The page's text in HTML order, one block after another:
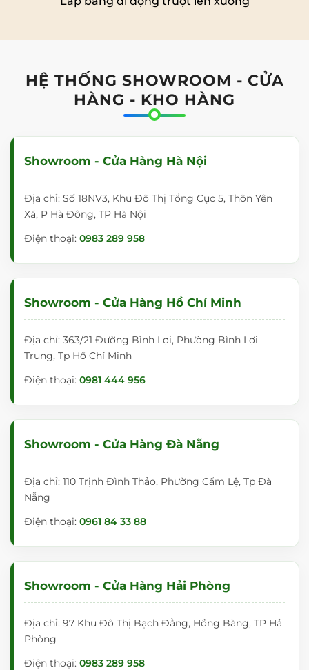
HỆ THỐNG SHOWROOM - CỬA
HÀNG - KHO HÀNG
Showroom - Cửa Hàng Hà Nội
Địa chỉ: Số 18NV3, Khu Đô Thị Tổng Cục 5, Thôn Yên
Xá, P Hà Đông, TP Hà Nội
Điện thoại: 0983 289 958
Showroom - Cửa Hàng Hồ Chí Minh
Địa chỉ: 363/21 Đường Bình Lợi, Phường Bình Lợi
Trung, Tp Hồ Chí Minh
Điện thoại: 0981 444 956
Showroom - Cửa Hàng Đà Nẵng
Địa chỉ: 110 Trịnh Đình Thảo, Phường Cẩm Lệ, Tp Đà
Nẵng
Điện thoại: 0961 84 33 88
Showroom - Cửa Hàng Hải Phòng
Địa chỉ: 97 Khu Đô Thị Bạch Đằng, Hồng Bàng, TP Hả
Phòng
Điện thoại: 0983 289 958